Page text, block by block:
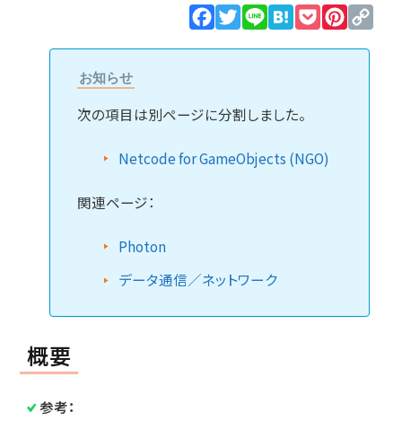
Facebook
Twitter
Line HatenaPocket
お知らせ
次の項目は別ページに分割しました。
Netcode for GameObjects (NGO)
関連ページ：
Photon
データ通信／ネットワーク
概要
参考：